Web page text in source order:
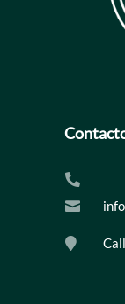


